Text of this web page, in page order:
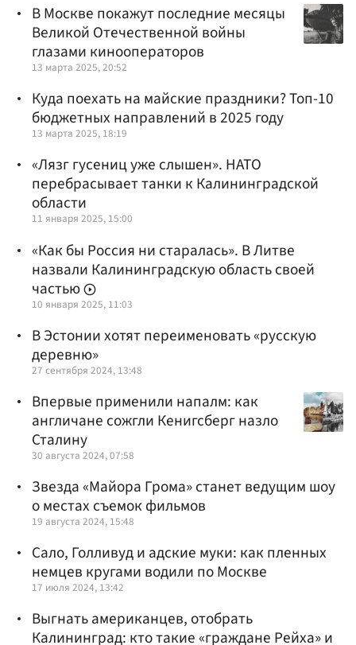
В Москве покажут последние месяцы
Великой Отечественной войны
глазами кинооператоров
13 марта 2025, 20:52
Куда поехать на майские праздники? Топ-10
бюджетных направлений в 2025 году
13 марта 2025, 18:19
«Лязг гусениц уже слышен». НАТО
перебрасывает танки к Калининградской
области
11 января 2025, 15:00
«Как бы Россия ни старалась». В Литве
назвали Калининградскую область своей
частью
10 января 2025, 11:03
В Эстонии хотят переименовать «русскую
деревню»
27 сентября 2024, 13:48
Впервые применили напалм: как
англичане сожгли Кенигсберг назло
Сталину
30 августа 2024, 07:58
Звезда «Майора Грома» станет ведущим шоу
о местах съемок фильмов
19 августа 2024, 15:48
Сало, Голливуд и адские муки: как пленных
немцев кругами водили по Москве
17 июля 2024, 13:42
Выгнать американцев, отобрать
Калининград: кто такие «граждане Рейха» и